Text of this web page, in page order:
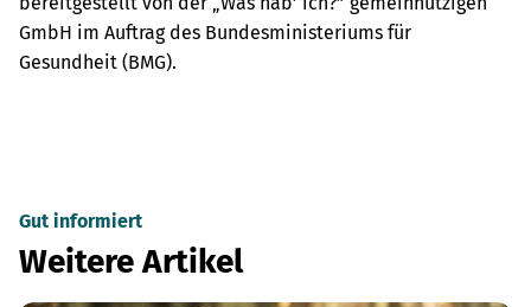
GmbH im Auftrag des Bundesministeriums für
Gesundheit (BMG).
Gut informiert
Weitere Artikel